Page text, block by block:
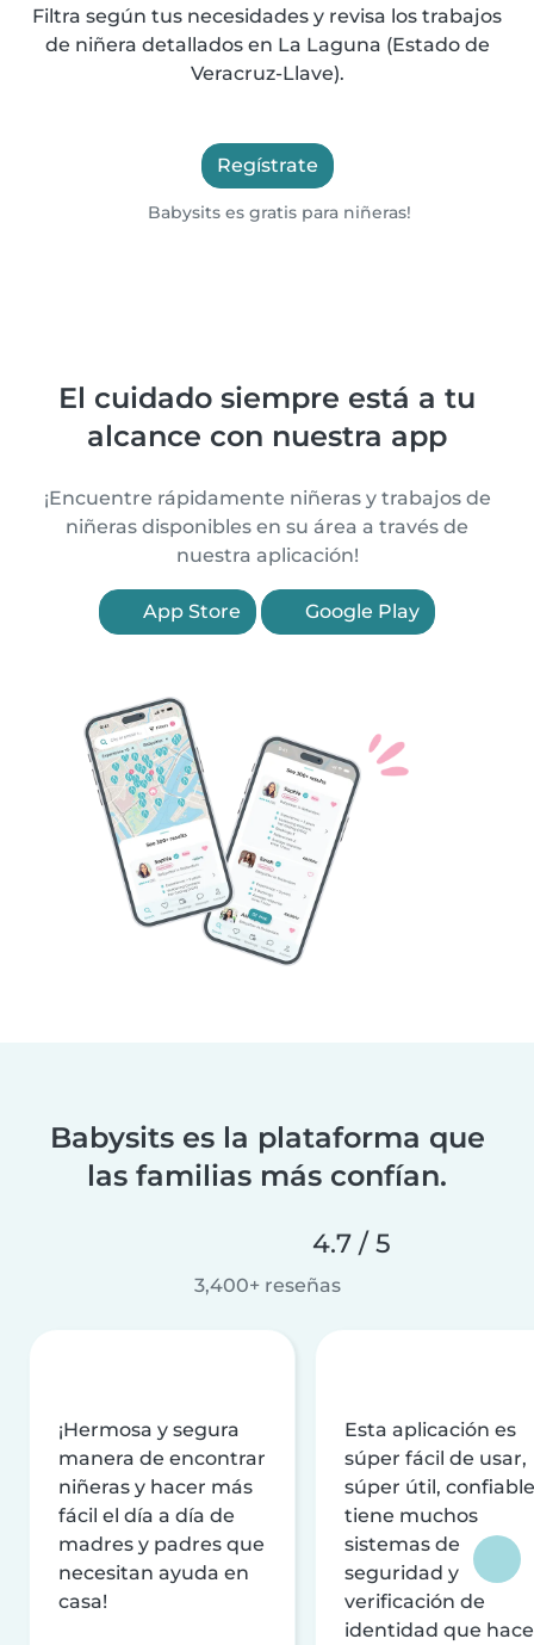
Filtra según tus necesidades y revisa los trabajos
de niñera detallados en La Laguna (Estado de
Veracruz-Llave).
Regístrate
Babysits es gratis para niñeras!
El cuidado siempre está a tu
alcance con nuestra app
¡Encuentre rápidamente niñeras y trabajos de
niñeras disponibles en su área a través de
nuestra aplicación!
App Store Google Play
Babysits es la plataforma que
las familias más confían.
4.7 / 5
3,400+ reseñas
¡Hermosa y segura
manera de encontrar
niñeras y hacer más
fácil el día a día de
madres y padres que
necesitan ayuda en
casa!
Esta aplicación es
súper fácil de usar,
súper útil,
tiene muchos
sistemas de
seguridad y
verificación de
identidad que